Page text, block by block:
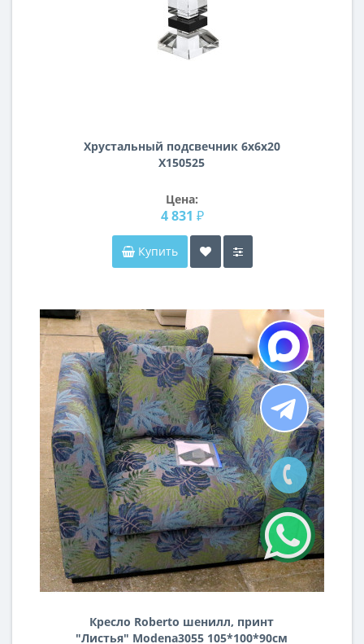
Хрустальный подсвечник 6х6х20
X150525
Цена:
4 831 ₽
Купить
Кресло Roberto шенилл, принт
"Листья" Modena3055 105*100*90см